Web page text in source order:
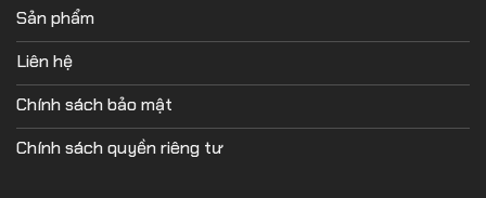
Sản phẩm
Liên hệ
Chính sách bảo mật
Chính sách quyền riêng tư